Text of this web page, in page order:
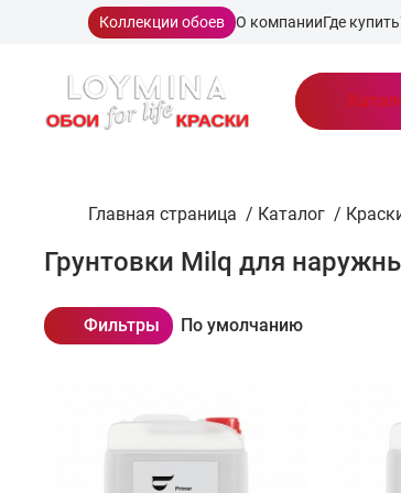
Коллекции обоев О компанииГде купить
Главная страница / Каталог /
Грунтовки Milq для
Фильтры По умолчанию